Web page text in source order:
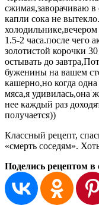
сжимая,заворачиваю в
капли сока не
1.5-2 часа.после чего
золотистой корочки
остывать до
буженины на вашем
кашерно,но когда
мяса,я удивилась,она
нее каждый раз
получается))
Классный рецепт,
«смерть соседям».
Поделись рецептом в